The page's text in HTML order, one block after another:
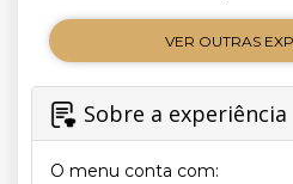
VER OUTRAS
Sobre a experiência
O menu conta com: